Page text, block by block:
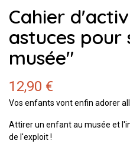
Cahier
astuces pour
musée"
12,90 €
Vos enfants vont enfin adorer
Attirer un enfant au musée et
de l'exploit !